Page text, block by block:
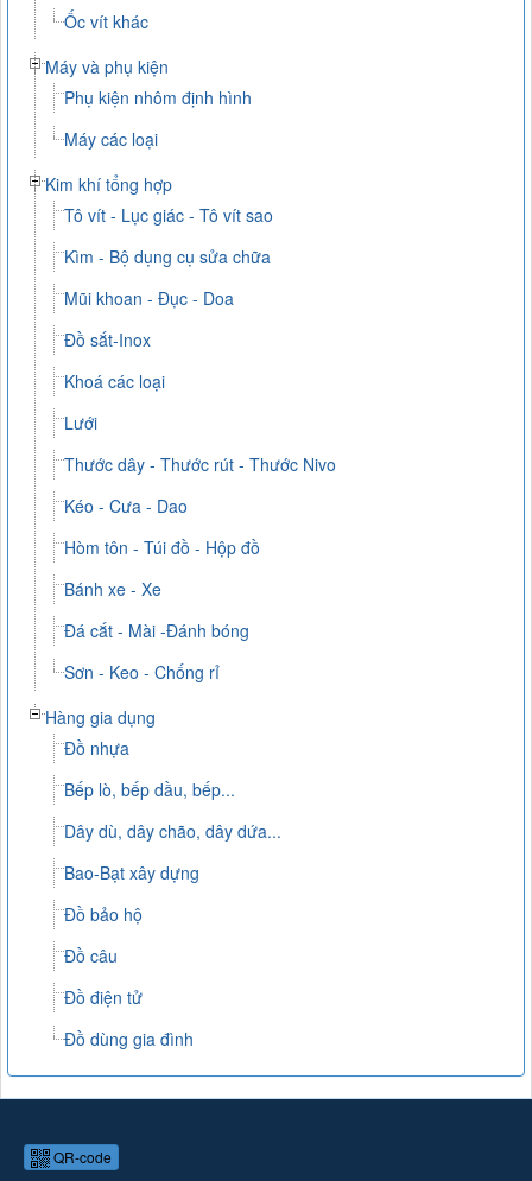
Ốc vít khác
Máy và phụ kiện
Phụ kiện nhôm định hình
Máy các loại
Kim khí tổng hợp
Tô vít - Lục giác - Tô vít sao
Kìm - Bộ dụng cụ sửa chữa
Mũi khoan - Đục - Doa
Đồ sắt-Inox
Khoá các loại
Lưới
Thước dây - Thước rút - Thước Nivo
Kéo - Cưa - Dao
Hòm tôn - Túi đồ - Hộp đồ
Bánh xe - Xe
Đá cắt - Mài -Đánh bóng
Sơn - Keo - Chống rỉ
Hàng gia dụng
Đồ nhựa
Bếp lò, bếp dầu, bếp...
Dây dù, dây chão, dây dứa...
Bao-Bạt xây dựng
Đồ bảo hộ
Đồ câu
Đồ điện tử
Đồ dùng gia đình
QR-code